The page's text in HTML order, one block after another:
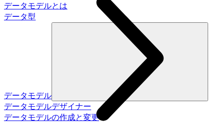
データモデルとは
データ型
データモデル
データモデルデザイナー
データモデルの作成と変更